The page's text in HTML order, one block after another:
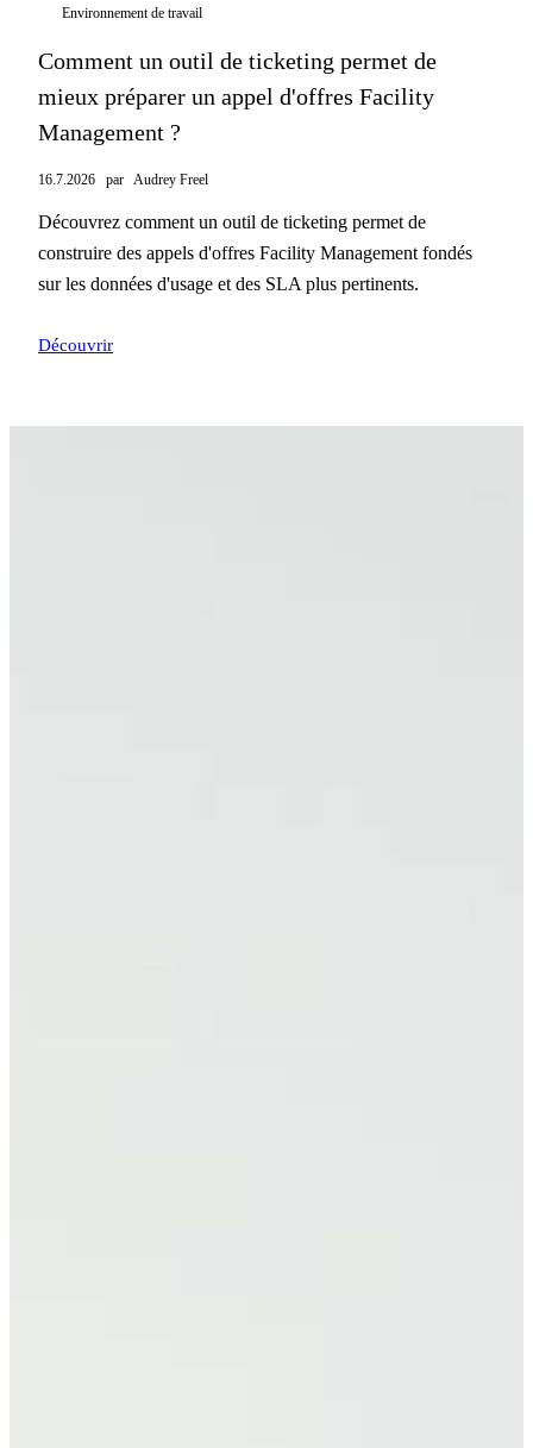
Environnement de travail
Comment un outil de ticketing permet de
mieux préparer un appel d'offres Facility
Management ?
16.7.2026 par Audrey Freel
Découvrez comment un outil de ticketing permet de
construire des appels d'offres Facility Management fondés
sur les données d'usage et des SLA plus pertinents.
Découvrir